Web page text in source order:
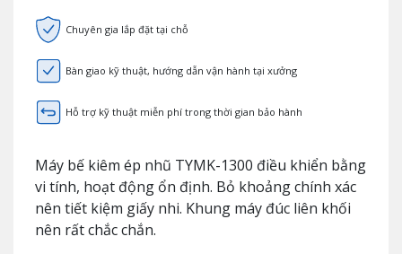
Chuyên gia lắp đặt tại chỗ
Bàn giao kỹ thuật, hướng dẫn vận hành tại xưởng
Hỗ trợ kỹ thuật miễn phí trong thời gian bảo hành
Máy bế kiêm ép nhũ TYMK-1300 điều khiển bằng
vi tính, hoạt động ổn định. Bỏ khoảng chính xác
nên tiết kiệm giấy nhi. Khung máy đúc liên khối
nên rất chắc chắn.